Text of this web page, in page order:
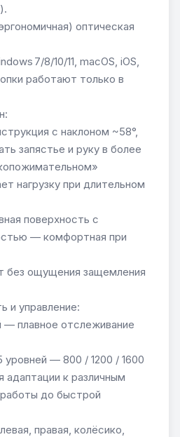
оптическая
7/8/10/11, macOS, iOS,
работают только в
с наклоном ~58°,
запястье и руку в более
нагрузку при длительном
поверхность с
— комфортная при
без ощущения защемления
и управление:
— плавное отслеживание
уровней — 800 / 1200 / 1600
адаптации к различным
до быстрой
правая, колёсико,